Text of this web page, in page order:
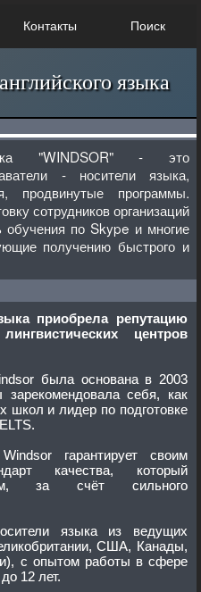
Контакты Поиск
языка
"WINDSOR" - это
- носители языка,
продвинутые программы.
сотрудников организаций
по Skype и многие
получению быстрого и
центров
была основана в 2003
себя, как
школ и лидер по подготовке
гарантирует своим
за счёт сильного
языка из ведущих
с опытом работы в сфере
12 лет.